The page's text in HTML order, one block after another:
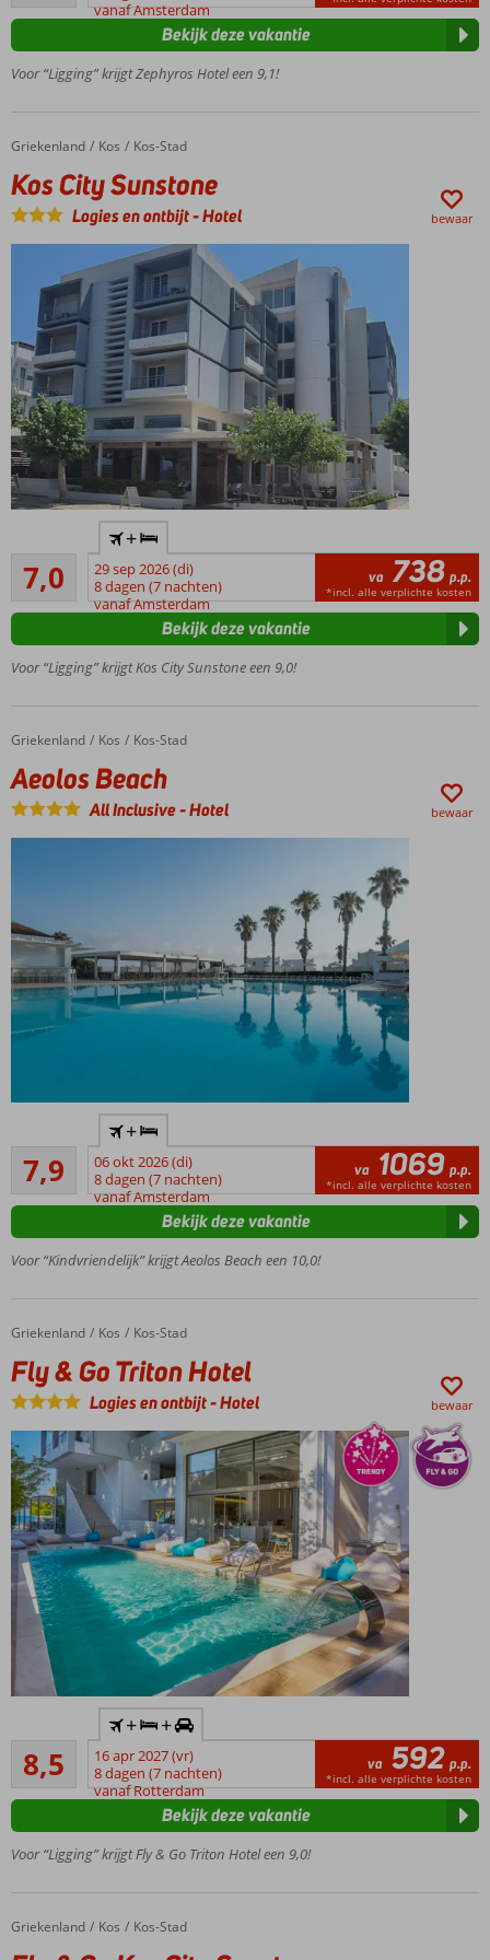
meter
het
strand
Centrum
Stad op 1
kilometer
Fijn zwembad
met apart
kindergedeelte
vanaf Amsterdam
Voor “Ligging” krijgt Zephyros Hotel een 9,1!
Bekijk deze vakantie
Home
Griekenland Kos Kos-Stad
Kos City Sunstone
Kos City Sunstone
Logies en ontbijt-Hotel bewaar
Stad
Strand op
loopafstand
Kleinschalig
hotel
7,0
Voldoende/goed
6
beoordelingen
+
29 sep 2026 (di)
8 dagen (7 nachten)
vanaf Amsterdam
va 738 p.p.
*incl. alle verplichte kosten
Voor “Ligging” krijgt Kos City Sunstone een 9,0!
Bekijk deze vakantie
Home
Griekenland Kos Kos-Stad
Aeolos Beach
Aeolos Beach
All Inclusive-Hotel bewaar
en
direct
aan het
Gelegen
Lambi
kamers
Heerlijk
groot
zwembad
7,9
Goed
21
beoordelingen
+
06 okt 2026 (di)
8 dagen (7 nachten)
vanaf Amsterdam
va 1069 p.p.
*incl. alle verplichte kosten
Voor “Kindvriendelijk” krijgt Aeolos Beach een 10,0!
Bekijk deze vakantie
Home
Griekenland Kos Kos-Stad
Fly & Go Triton Hotel
Fly & Go Triton Hotel
Logies en ontbijt-Hotel bewaar
In
Kos-
Stad
vlak
bij het
strand
carterestaurant
8,5
Aanrader
90
beoordelingen
+ +
16 apr 2027 (vr)
8 dagen (7 nachten)
vanaf Rotterdam
va 592 p.p.
*incl. alle verplichte kosten
Voor “Ligging” krijgt Fly & Go Triton Hotel een 9,0!
Bekijk deze vakantie
Home
Griekenland Kos Kos-Stad
Fly & Go Kos City Sunstone